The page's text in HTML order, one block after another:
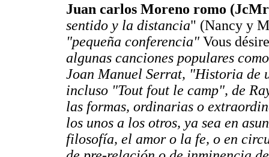
Juan carlos Moreno romo
sentido y la distancia" (Nancy y
"pequeña conferencia" Vous
algunas canciones populares
Joan Manuel Serrat, "Historia de
incluso "Tout fout le camp", de
las formas, ordinarias o
los unos a los otros, ya sea en
filosofía, el amor o la fe, o en